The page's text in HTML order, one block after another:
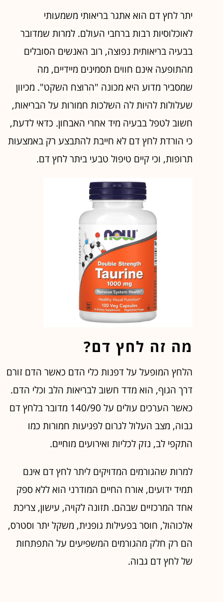
יתר לחץ דם הוא אתגר בריאותי משמעותי
לאוכלוסיות רבות ברחבי העולם. למרות שמדובר
בבעיה בריאותית נפוצה, רוב האנשים הסובלים
מהתופעה אינם חווים תסמינים מיידיים, מה
שמסביר מדוע היא מכונה "הרוצח השקט". מכיוון
שעלולות להיות לה השלכות חמורות על הבריאות,
חשוב לטפל בבעיה מיד אחרי האבחון. כדאי לדעת,
כי הורדת לחץ דם לא חייבת להתבצע רק באמצעות
תרופות, וכי קיים טיפול טבעי ביתר לחץ דם.
מה זה לחץ דם?
הלחץ המופעל על דפנות כלי הדם כאשר הדם זורם
דרך הגוף, הוא מדד חשוב לבריאות הלב וכלי הדם.
כאשר הערכים עולים על 140/90 מדובר בלחץ דם
גבוה, מצב העלול לגרום לפגיעות חמורות כמו
התקפי לב, נזק לכליות ואירועים מוחיים.
למרות שהגורמים המדויקים ליתר לחץ דם אינם
תמיד ידועים, אורח החיים המודרני הוא ללא ספק
אחד המרכזיים שבהם. תזונה לקויה, עישון, צריכת
אלכוהול, חוסר בפעילות גופנית, משקל יתר וסטרס,
הם רק חלק מהגורמים המשפיעים על התפתחות
של לחץ דם גבוה.